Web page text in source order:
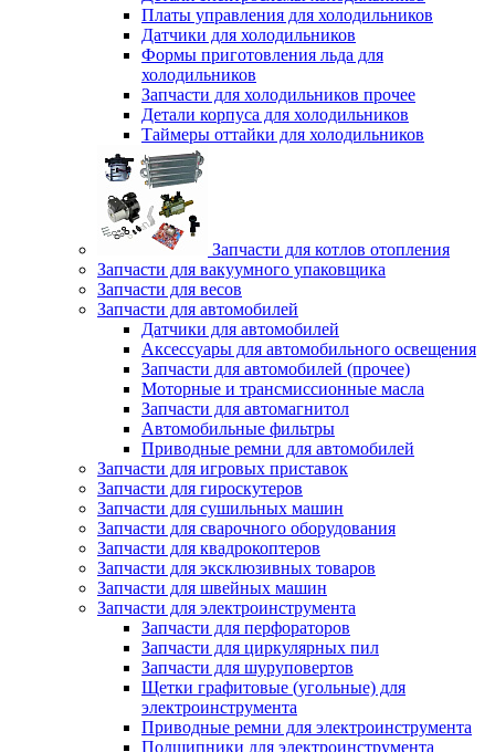
Платы управления для холодильников
Датчики для холодильников
Формы приготовления льда для
холодильников
Запчасти для холодильников прочее
Детали корпуса для холодильников
Таймеры оттайки для холодильников
Запчасти для котлов отопления
Запчасти для вакуумного упаковщика
Запчасти для весов
Запчасти для автомобилей
Датчики для автомобилей
Аксессуары для автомобильного освещения
Запчасти для автомобилей (прочее)
Моторные и трансмиссионные масла
Запчасти для автомагнитол
Автомобильные фильтры
Приводные ремни для автомобилей
Запчасти для игровых приставок
Запчасти для гироскутеров
Запчасти для сушильных машин
Запчасти для сварочного оборудования
Запчасти для квадрокоптеров
Запчасти для эксклюзивных товаров
Запчасти для швейных машин
Запчасти для электроинструмента
Запчасти для перфораторов
Запчасти для циркулярных пил
Запчасти для шуруповертов
Щетки графитовые (угольные) для
электроинструмента
Приводные ремни для электроинструмента
Подшипники для электроинструмента